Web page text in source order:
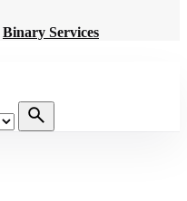
Binary Services